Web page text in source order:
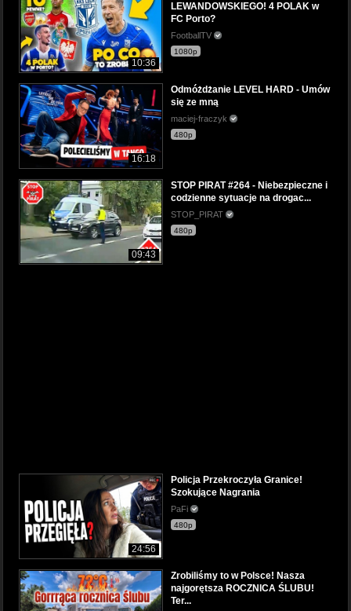
10:36
LEWANDOWSKIEGO! 4 POLAK w
FC Porto?
FootballTV
1080p
16:18
Odmóżdżanie LEVEL HARD - Umów
się ze mną
maciej-fraczyk
480p
09:43
STOP PIRAT #264 - Niebezpieczne i
codzienne sytuacje na drogac...
STOP_PIRAT
480p
24:56
Policja Przekroczyła Granice!
Szokujące Nagrania
PaFi
480p
Zrobiliśmy to w Polsce! Nasza
najgorętsza ROCZNICA ŚLUBU!
Ter...